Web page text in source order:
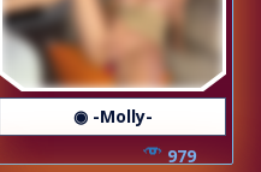
◉ -Molly-
979